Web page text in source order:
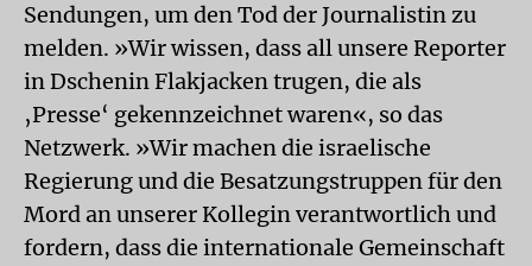
Sendungen, um den Tod der Journalistin zu
melden. »Wir wissen, dass all unsere Reporter
in Dschenin Flakjacken trugen, die als
‚Presse‘ gekennzeichnet waren«, so das
Netzwerk. »Wir machen die israelische
Regierung und die Besatzungstruppen für den
Mord an unserer Kollegin verantwortlich und
fordern, dass die internationale Gemeinschaft